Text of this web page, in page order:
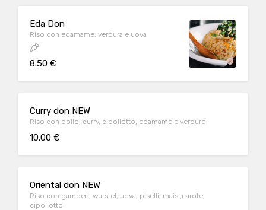
Eda Don
Riso con edamame, verdura e uova
8.50 €
Curry don NEW
Riso con pollo, curry, cipollotto, edamame e verdure
10.00 €
Oriental don NEW
Riso con gamberi, wurstel, uova, piselli, mais ,carote,
cipollotto